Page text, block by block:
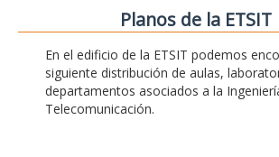
Planos de la ETSIT
En el edificio de la ETSIT podemos
siguiente distribución de aulas,
departamentos asociados a la
Telecomunicación.